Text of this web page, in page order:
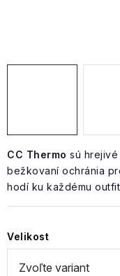
CC Thermo sú
bežkovaní ochránia
hodí ku každému
Velikost